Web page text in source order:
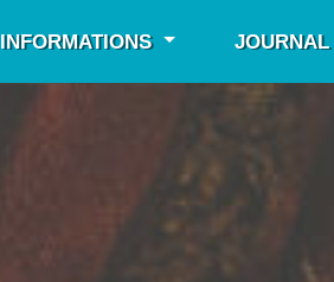
INFORMATIONS JOURNAL